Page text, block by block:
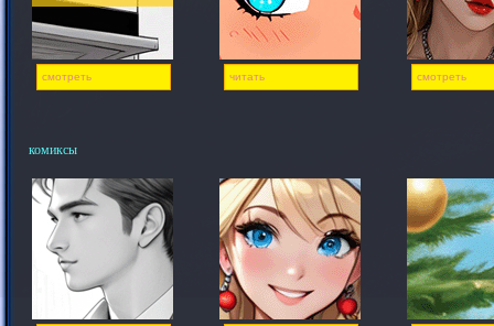
смотреть читать смотреть
комиксы